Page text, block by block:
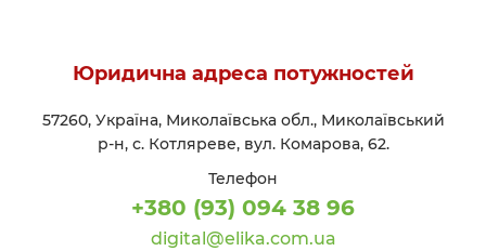
Юридична адреса потужностей
57260, Україна, Миколаївська обл., Миколаївський
р-н, с. Котляреве, вул. Комарова, 62.
Телефон
+380 (93) 094 38 96
digital@elika.com.ua